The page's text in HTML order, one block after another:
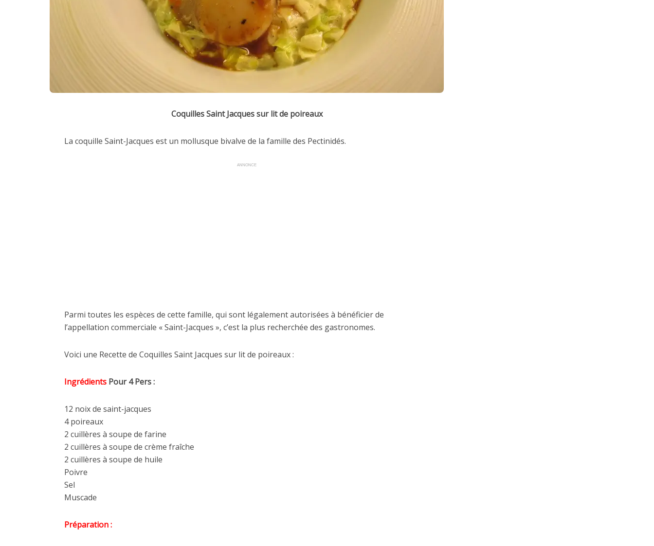
Coquilles Saint Jacques sur lit de poireaux
La coquille Saint-Jacques est un mollusque bivalve de la famille des Pectinidés.
ANNONCE
Parmi toutes les espèces de cette famille, qui sont légalement autorisées à bénéficier de
l’appellation commerciale « Saint-Jacques », c’est la plus recherchée des gastronomes.
Voici une Recette de Coquilles Saint Jacques sur lit de poireaux :
Ingrédients Pour 4 Pers :
12 noix de saint-jacques
4 poireaux
2 cuillères à soupe de farine
2 cuillères à soupe de crème fraîche
2 cuillères à soupe de huile
Poivre
Sel
Muscade
Préparation :